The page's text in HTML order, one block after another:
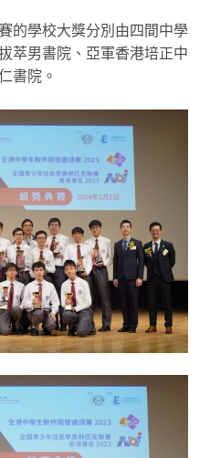
的學校大獎分別由四間中學
萃男書院、亞軍香港培正中
書院。